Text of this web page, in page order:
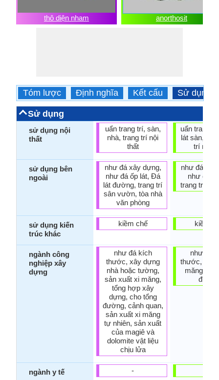
thô diện nham anorthosit
Tóm lược Định nghĩa Kết cấu Sử dụng
Sử dụng
sử dụng nội
thất
sử dụng bên
ngoài
sử dụng kiến ​​
trúc khác
ngành công
nghiệp xây
dựng
ngành y tế
uẩn trang trí, sàn,
nhà, trang trí nội
thất
như đá xây dựng,
như đá ốp lát, Đá
lát đường, trang trí
sân vườn, tòa nhà
văn phòng
kiềm chế
như đá kích
thước, xây dựng
nhà hoặc tường,
sản xuất xi măng,
tổng hợp xây
dựng, cho tổng
đường, cảnh quan,
sản xuất xi măng
tự nhiên, sản xuất
của magiê và
dolomite vật liệu
chịu lửa
-
uẩn trang
lát sàn,
trí nội
như đá
như đá
trang trí
kiềm
như đá
thước, sản
măng,